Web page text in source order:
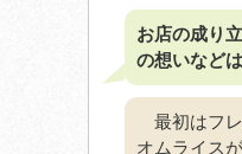
お店の成り
の想いなど
最初はフレ
オムライス